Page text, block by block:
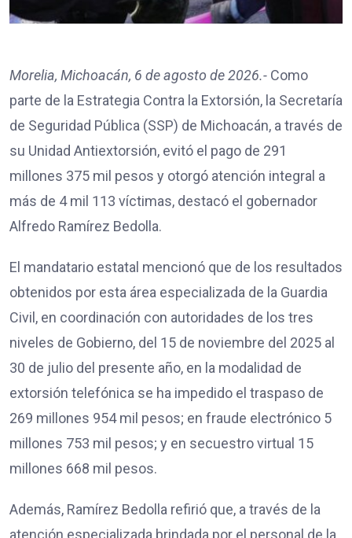
Morelia, Michoacán, 6 de agosto de 2026.- Como
parte de la Estrategia Contra la Extorsión, la Secretaría
de Seguridad Pública (SSP) de Michoacán, a través de
su Unidad Antiextorsión, evitó el pago de 291
millones 375 mil pesos y otorgó atención integral a
más de 4 mil 113 víctimas, destacó el gobernador
Alfredo Ramírez Bedolla.
El mandatario estatal mencionó que de los resultados
obtenidos por esta área especializada de la Guardia
Civil, en coordinación con autoridades de los tres
niveles de Gobierno, del 15 de noviembre del 2025 al
30 de julio del presente año, en la modalidad de
extorsión telefónica se ha impedido el traspaso de
269 millones 954 mil pesos; en fraude electrónico 5
millones 753 mil pesos; y en secuestro virtual 15
millones 668 mil pesos.
Además, Ramírez Bedolla refirió que, a través de la
atención especializada brindada por el personal de la